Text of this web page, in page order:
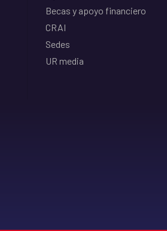
Becas y apoyo financiero
CRAI
Sedes
UR media